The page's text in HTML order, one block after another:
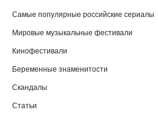
Самые популярные российские сериалы
Мировые музыкальные фестивали
Кинофестивали
Беременные знаменитости
Скандалы
Статьи